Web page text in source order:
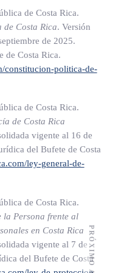
de realizar el
fundamentales
Política.
la prueba, en su vida, su
derechos y
personal y familiar,
que no quiere
de Costa Rica.
Costa Rica. Versión
de 2025.
de Costa Rica.
constitucion-politica-de-
de Costa Rica.
de Costa Rica
vigente al 16 de
del Bufete de Costa
ley-general-de-
de Costa Rica.
la Persona frente al
en Costa Rica
vigente al 7 de
del Bufete de Costa